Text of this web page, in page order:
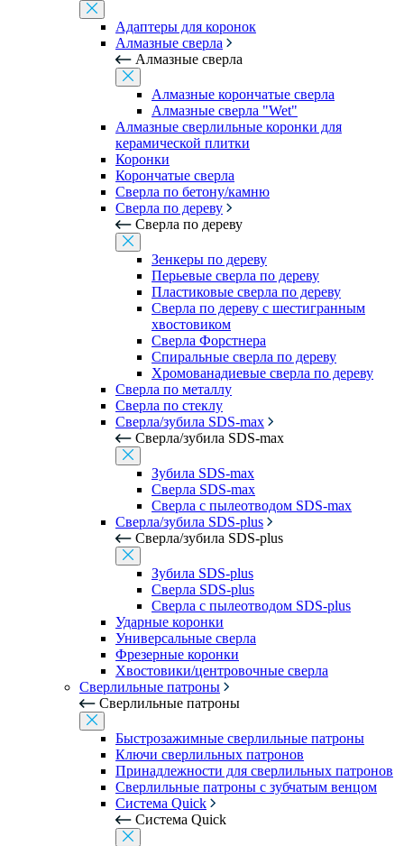
Адаптеры для коронок
Алмазные сверла
Алмазные сверла
Алмазные корончатые сверла
Алмазные сверла "Wet"
Алмазные сверлильные коронки для
керамической плитки
Коронки
Корончатые сверла
Сверла по бетону/камню
Сверла по дереву
Сверла по дереву
Зенкеры по дереву
Перьевые сверла по дереву
Пластиковые сверла по дереву
Сверла по дереву с шестигранным
хвостовиком
Сверла Форстнера
Спиральные сверла по дереву
Хромованадиевые сверла по дереву
Сверла по металлу
Сверла по стеклу
Сверла/зубила SDS-max
Сверла/зубила SDS-max
Зубила SDS-max
Сверла SDS-max
Сверла с пылеотводом SDS-max
Сверла/зубила SDS-plus
Сверла/зубила SDS-plus
Зубила SDS-plus
Сверла SDS-plus
Сверла с пылеотводом SDS-plus
Ударные коронки
Универсальные сверла
Фрезерные коронки
Хвостовики/центровочные сверла
Сверлильные патроны
Сверлильные патроны
Быстрозажимные сверлильные патроны
Ключи сверлильных патронов
Принадлежности для сверлильных патронов
Сверлильные патроны с зубчатым венцом
Система Quick
Система Quick